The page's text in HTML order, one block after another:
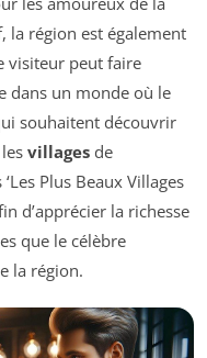
la région est également
visiteur peut faire
dans un monde où le
souhaitent découvrir
villages de
Plus Beaux Villages
d’apprécier la richesse
que le célèbre
la région.